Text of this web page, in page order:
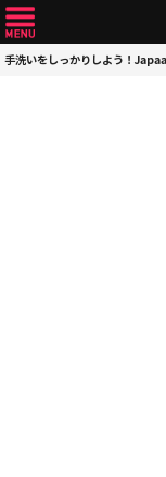
手洗いをしっかりしよう！